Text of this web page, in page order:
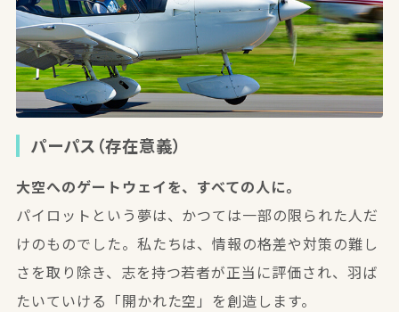
パーパス（存在意義）
大空へのゲートウェイを、すべての人に。
パイロットという夢は、かつては一部の限られた人だ
けのものでした。私たちは、情報の格差や対策の難し
さを取り除き、志を持つ若者が正当に評価され、羽ば
たいていける「開かれた空」を創造します。